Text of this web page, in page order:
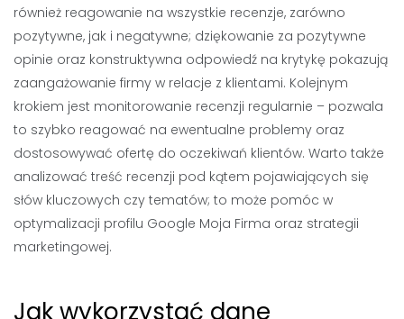
również reagowanie na wszystkie recenzje, zarówno
pozytywne, jak i negatywne; dziękowanie za pozytywne
opinie oraz konstruktywna odpowiedź na krytykę pokazują
zaangażowanie firmy w relacje z klientami. Kolejnym
krokiem jest monitorowanie recenzji regularnie – pozwala
to szybko reagować na ewentualne problemy oraz
dostosowywać ofertę do oczekiwań klientów. Warto także
analizować treść recenzji pod kątem pojawiających się
słów kluczowych czy tematów; to może pomóc w
optymalizacji profilu Google Moja Firma oraz strategii
marketingowej.
Jak wykorzystać dane